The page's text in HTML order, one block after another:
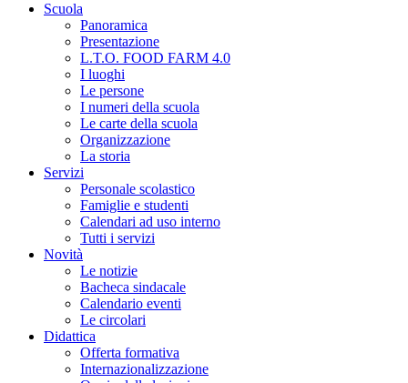
Scuola
Panoramica
Presentazione
L.T.O. FOOD FARM 4.0
I luoghi
Le persone
I numeri della scuola
Le carte della scuola
Organizzazione
La storia
Servizi
Personale scolastico
Famiglie e studenti
Calendari ad uso interno
Tutti i servizi
Novità
Le notizie
Bacheca sindacale
Calendario eventi
Le circolari
Didattica
Offerta formativa
Internazionalizzazione